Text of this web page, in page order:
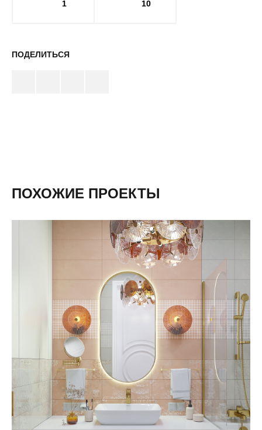
1 10
ПОДЕЛИТЬСЯ
ПОХОЖИЕ ПРОЕКТЫ